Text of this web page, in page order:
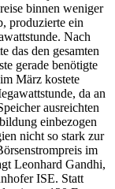
binnen weniger
produzierte ein
Nach
das den gesamten
gerade benötigte
März kostete
da an
ausreichten
einbezogen
nicht so stark zur
im
Leonhard Gandhi,
ISE. Statt